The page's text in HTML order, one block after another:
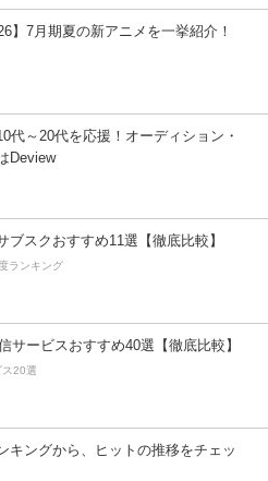
】7月期夏の新アニメを一挙紹介！
代～20代を応援！オーディション・
Deview
ブスクおすすめ11選【徹底比較】
ランキング
サービスおすすめ40選【徹底比較】
20選
キングから、ヒットの推移をチェッ